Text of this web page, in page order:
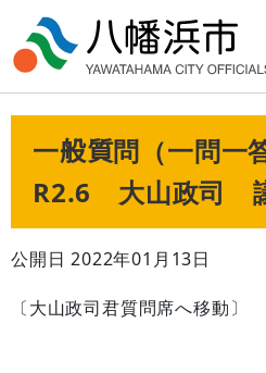
一般質問（一問一
R2.6 大山政司
公開日 2022年01月13日
〔大山政司君質問席へ移動〕